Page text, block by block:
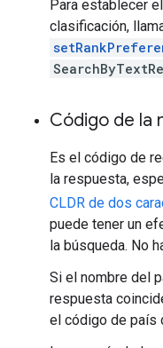
Para establecer
clasificación,
Código de la
Es el código de
la respuesta,
CLDR de dos
puede tener un
la búsqueda. No
Si el nombre del
respuesta
el código de país